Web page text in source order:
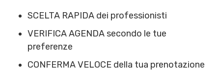
SCELTA RAPIDA dei professionisti
VERIFICA AGENDA secondo le tue
preferenze
CONFERMA VELOCE della tua prenotazione